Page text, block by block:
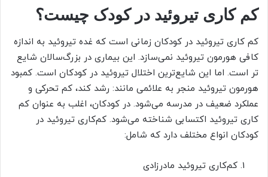
کم کاری تیروئید در کودک چیست؟
کم کاری تیروئید در کودکان زمانی است که غده تیروئید به اندازه
کافی هورمون تیروئید نمی‌سازد. این بیماری در بزر‌گ‌سالان شایع
تر است. اما این شایع‌ترین اختلال تیروئید در کودکان است. کمبود
هورمون تیروئید منجر به علائمی مانند: رشد کند، کم تحرکی و
عملکرد ضعیف در مدرسه می‌شود. در کودکان، اغلب به عنوان کم
کاری تیروئید اکتسابی شناخته می‌شود. کم‌کاری تیروئید در
کودکان انواع مختلف دارد که شامل:
کم‌کاری تیروئید مادرزادی